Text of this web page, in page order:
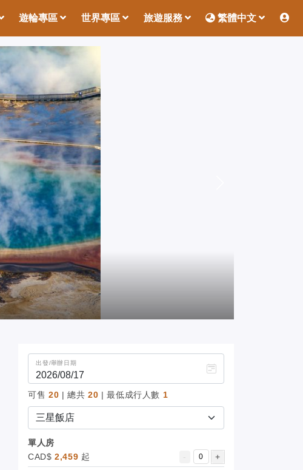
遊輪專區 世界專區 旅遊服務 繁體中文
出發/舉辦日期
可售 20 | 總共20 | 最低成行人數 1
單人房
CAD$ 2,459 起 -
+